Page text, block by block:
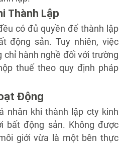
Thành Lập
có đủ quyền để thành lập
động sản. Tuy nhiên, việc
chỉ hành nghề đối với trường
thuế theo quy định pháp
Động
nhân khi thành lập cty kinh
bất động sản. Không được
giới vừa là một bên thực